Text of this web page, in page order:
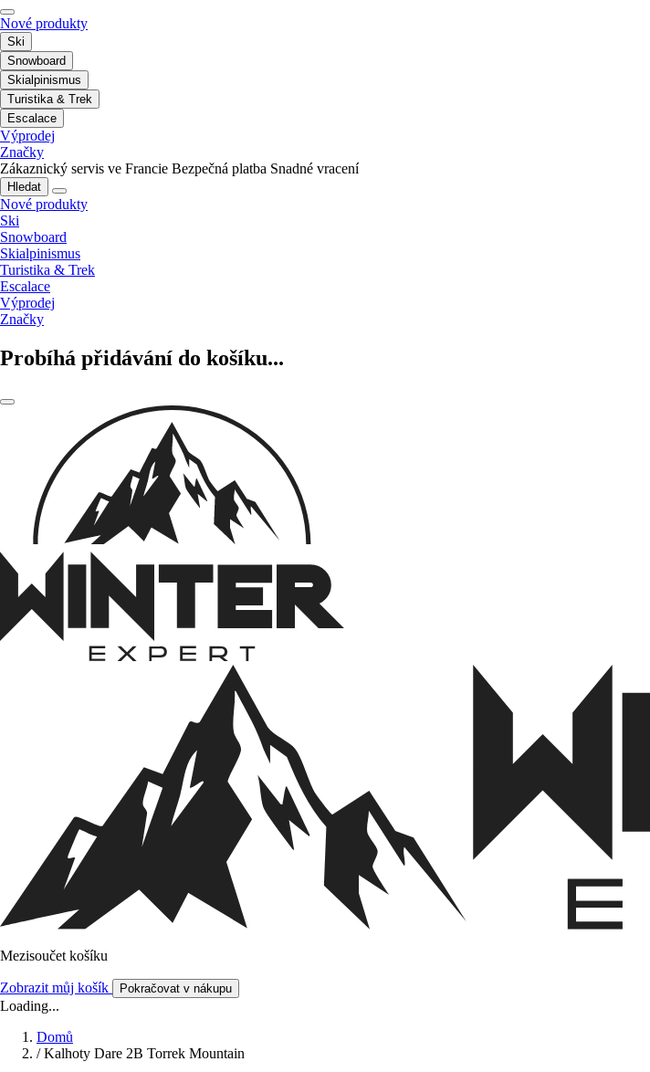
Nové produkty
Ski
Snowboard
Skialpinismus
Turistika & Trek
Escalace
Výprodej
Značky
Zákaznický servis ve Francie Bezpečná platba Snadné vracení
Hledat
Nové produkty
Ski
Snowboard
Skialpinismus
Turistika & Trek
Escalace
Výprodej
Značky
Probíhá přidávání do košíku...
Mezisoučet košíku
Zobrazit můj košík Pokračovat v nákupu
Loading...
Domů
/ Kalhoty Dare 2B Torrek Mountain